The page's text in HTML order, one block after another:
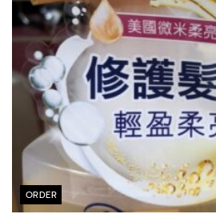
ORDER